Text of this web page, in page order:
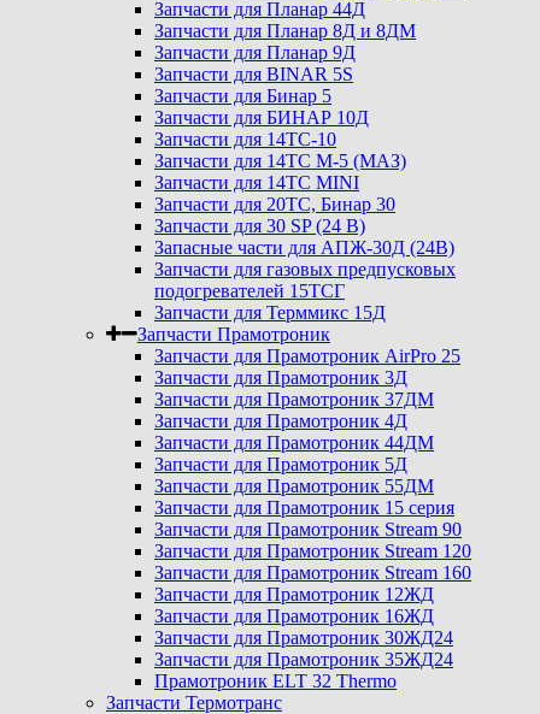
Запчасти для Планар 44Д
Запчасти для Планар 8Д и 8ДМ
Запчасти для Планар 9Д
Запчасти для BINAR 5S
Запчасти для Бинар 5
Запчасти для БИНАР 10Д
Запчасти для 14ТС-10
Запчасти для 14ТС М-5 (МАЗ)
Запчасти для 14ТС MINI
Запчасти для 20ТС, Бинар 30
Запчасти для 30 SP (24 В)
Запасные части для АПЖ-30Д (24В)
Запчасти для газовых предпусковых
подогревателей 15ТСГ
Запчасти для Терммикс 15Д
Запчасти Прамотроник
Запчасти для Прамотроник AirPro 25
Запчасти для Прамотроник 3Д
Запчасти для Прамотроник 37ДМ
Запчасти для Прамотроник 4Д
Запчасти для Прамотроник 44ДМ
Запчасти для Прамотроник 5Д
Запчасти для Прамотроник 55ДМ
Запчасти для Прамотроник 15 серия
Запчасти для Прамотроник Stream 90
Запчасти для Прамотроник Stream 120
Запчасти для Прамотроник Stream 160
Запчасти для Прамотроник 12ЖД
Запчасти для Прамотроник 16ЖД
Запчасти для Прамотроник 30ЖД24
Запчасти для Прамотроник 35ЖД24
Прамотроник ELT 32 Thermo
Запчасти Термотранс